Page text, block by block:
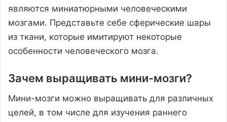
являются миниатюрными человеческими
мозгами. Представьте себе сферические шары
из ткани, которые имитируют некоторые
особенности человеческого мозга.
Зачем выращивать мини-мозги?
Мини-мозги можно выращивать для различных
целей, в том числе для изучения раннего